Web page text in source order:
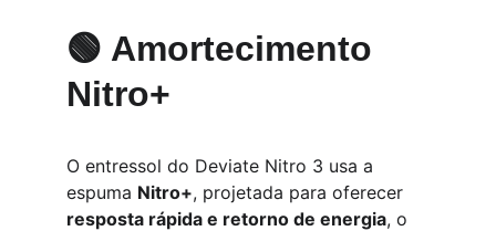
🟢 Amortecimento
Nitro+
O entressol do Deviate Nitro 3 usa a
espuma Nitro+, projetada para oferecer
resposta rápida e retorno de energia, o